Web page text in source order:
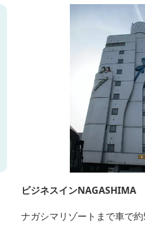
ビジネスインNAGASHIMA
ナガシマリゾートまで車で